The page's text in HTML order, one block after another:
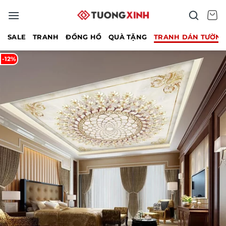
qua
SALE TRANH ĐỒNG HỒ QUÀ TẶNG TRANH DÁN
-12%